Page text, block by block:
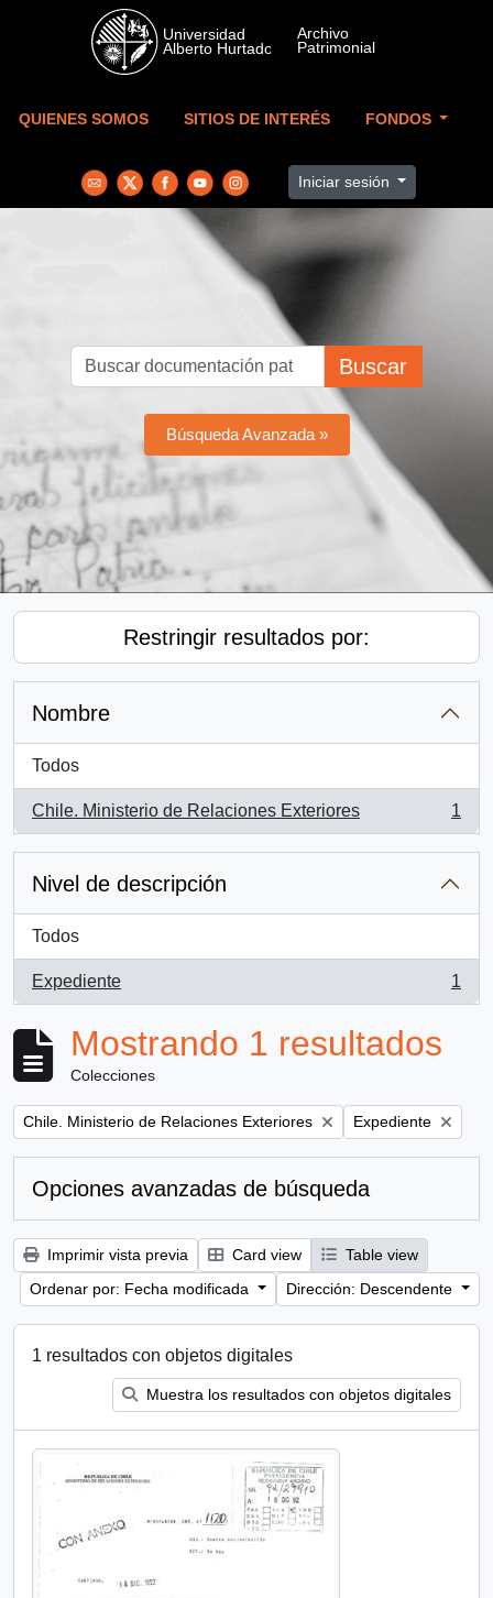
Skip to main content
QUIENES SOMOS SITIOS DE INTERÉS FONDOS
Iniciar sesión
Buscar
Búsqueda Avanzada »
Restringir resultados por:
Nombre
Todos
Chile. Ministerio de Relaciones Exteriores
, 1 resultados
1
Nivel de descripción
Todos
Expediente
, 1 resultados
1
Mostrando 1 resultados
Colecciones
Remove filter:
Chile. Ministerio de Relaciones Exteriores Remove filter:
Expediente
Opciones avanzadas de búsqueda
Imprimir vista previa Card view
Table view
Ordenar por: Fecha modificada
Dirección: Descendente
1 resultados con objetos digitales
Muestra los resultados con objetos digitales